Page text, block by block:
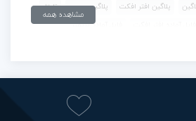
پلاگين افتر افکت پلاگين پريمير
تايتل
فايل آماده پريمير
مشاهده همه